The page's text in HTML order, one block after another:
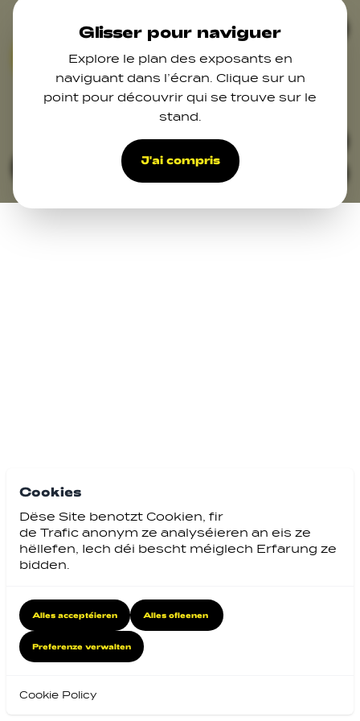
Skip to main content
Cookies
Dëse Site benotzt Cookien, fir
de Trafic anonym ze analyséieren an eis ze
hëllefen, Iech déi bescht méiglech Erfarung ze
bidden.
Alles acceptéieren Alles ofleenen
Preferenze verwalten
Cookie Policy
Glisser pour naviguer
Explore le plan des exposants en
naviguant dans l’écran. Clique sur un
point pour découvrir qui se trouve sur le
stand.
J'ai compris
07
32 49
48
36
50